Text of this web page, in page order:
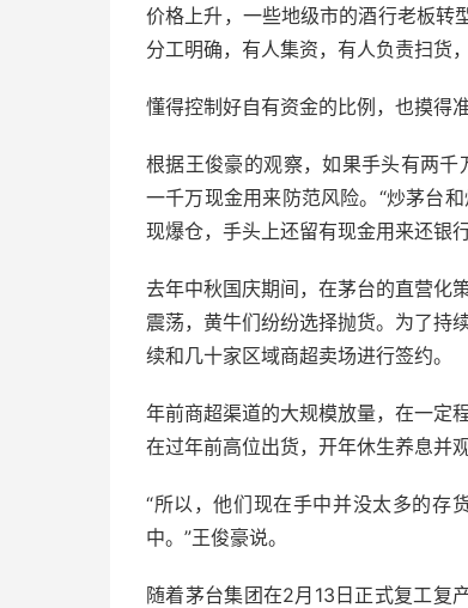
价格上升，一些地级市的酒行老板
分工明确，有人集资，有人负责扫货
懂得控制好自有资金的比例，也摸得
根据王俊豪的观察，如果手头有两
一千万现金用来防范风险。“炒茅台
现爆仓，手头上还留有现金用来还银
去年中秋国庆期间，在茅台的直营化
震荡，黄牛们纷纷选择抛货。为了持
续和几十家区域商超卖场进行签约。
年前商超渠道的大规模放量，在一定
在过年前高位出货，开年休生养息并
“所以，他们现在手中并没太多的存
中。”王俊豪说。
随着茅台集团在2月13日正式复工复